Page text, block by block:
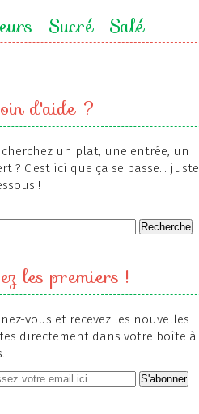
Sucré Salé
d'aide ?
cherchez un plat, une entrée, un
? C'est ici que ça se passe... juste
!
les premiers !
vous et recevez les nouvelles
directement dans votre boîte à